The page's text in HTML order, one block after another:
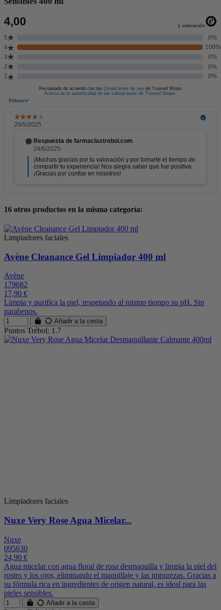
16 otros productos en la misma categoría:
Limpiadores faciales
Avène Cleanance Gel Limpiador 400 ml
Avène
179682
17,90 €
Limpia y purifica la piel, respetando al mismo tiempo su pH. Sin
parabenos.
Añadir a la cesta
Puntos Trébol: 1.7
Limpiadores faciales
Nuxe Very Rose Agua Micelar...
Nuxe
095630
24,90 €
Agua micelar con agua floral de rosa desmaquilla y limpia la piel del
rostro y los ojos, eliminando el maquillaje y las impurezas. Gracias a
su fórmula rica en ingredientes de origen natural, es ideal para las
pieles sensibles.
Añadir a la cesta